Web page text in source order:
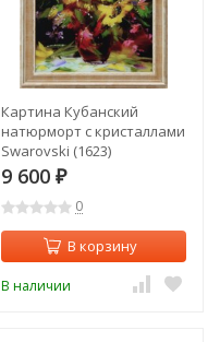
Картина Кубанский
натюрморт с кристаллами
Swarovski (1623)
9 600 ₽
0
В корзину
В наличии